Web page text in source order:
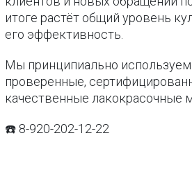
итоге растёт общий уровень
его эффективность.
Мы принципиально используем
проверенные,
качественные лакокрасочные
☎️ 8-920-202-12-22